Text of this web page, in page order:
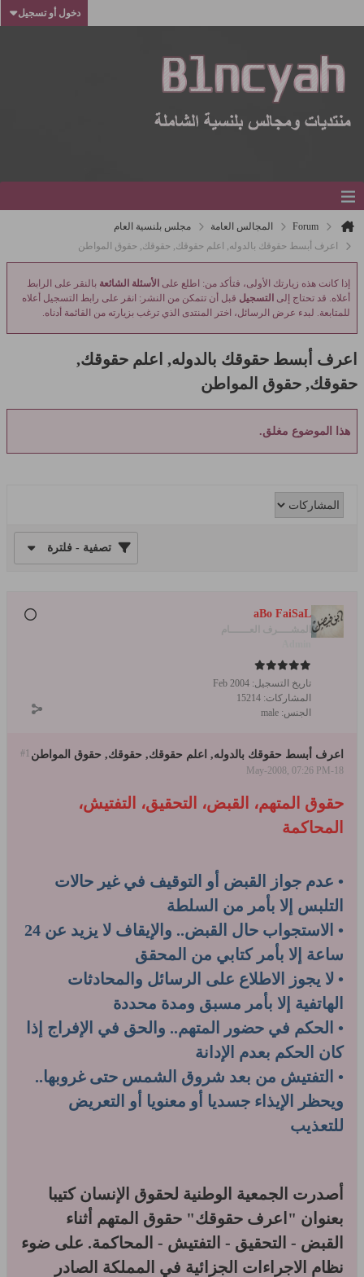
دخول أو تسجيل
Forum المجالس العامة
مجلس بلنسية العام
اعرف أبسط حقوقك بالدوله, اعلم حقوقك, حقوقك, حقوق المواطن
إذا كانت هذه زيارتك الأولى، فتأكد من: اطلع على الأسئلة الشائعة بالنقر على الرابط
أعلاه. قد تحتاج إلى التسجيل قبل أن تتمكن من النشر: انقر على رابط التسجيل أعلاه
للمتابعة. لبدء عرض الرسائل، اختر المنتدى الذي ترغب بزيارته من القائمة أدناه.
اعرف أبسط حقوقك بالدوله, اعلم حقوقك,
حقوقك, حقوق المواطن
هذا الموضوع مغلق.
تصفية - فلترة
aBo FaiSaL
المشــــرف العــــــام
تاريخ التسجيل: Feb 2004
المشاركات: 15214
الجنس: male
#1 اعرف أبسط حقوقك بالدوله, اعلم حقوقك, حقوقك, حقوق المواطن
18-May-2008, 07:26 PM
حقوق المتهم، القبض، التحقيق، التفتيش،
المحاكمة
• عدم جواز القبض أو التوقيف في غير حالات
التلبس إلا بأمر من السلطة
• الاستجواب حال القبض.. والإيقاف لا يزيد عن 24
ساعة إلا بأمر كتابي من المحقق
• لا يجوز الاطلاع على الرسائل والمحادثات
الهاتفية إلا بأمر مسبق ومدة محددة
• الحكم في حضور المتهم.. والحق في الإفراج إذا
كان الحكم بعدم الإدانة
• التفتيش من بعد شروق الشمس حتى غروبها..
ويحظر الإيذاء جسديا أو معنويا أو التعريض
للتعذيب
أصدرت الجمعية الوطنية لحقوق الإنسان كتيبا
بعنوان "اعرف حقوقك" حقوق المتهم أثناء
القبض - التحقيق - التفتيش - المحاكمة. على ضوء
نظام الاجراءات الجزائية في المملكة الصادر